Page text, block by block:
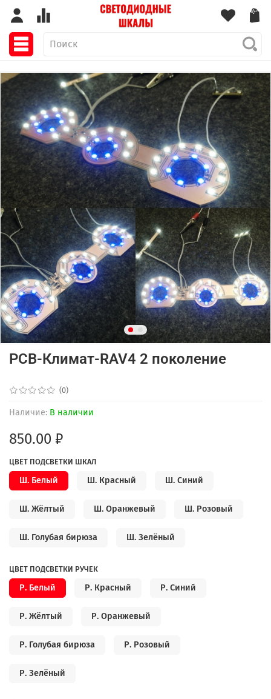
(0)
Наличие: В наличии
PCB-Климат-RAV4 2 поколение
850.00 ₽
ЦВЕТ ПОДСВЕТКИ ШКАЛ
Ш. Белый Ш. Красный Ш. Синий
Ш. Жёлтый Ш. Оранжевый Ш. Розовый
Ш. Голубая бирюза Ш. Зелёный
ЦВЕТ ПОДСВЕТКИ РУЧЕК
Р. Белый Р. Красный Р. Синий
Р. Жёлтый Р. Оранжевый
Р. Голубая бирюза Р. Розовый
Р. Зелёный